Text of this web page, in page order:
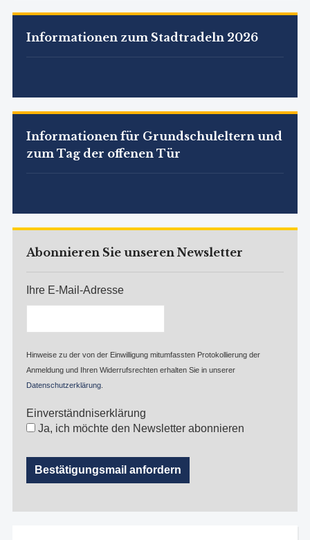
Informationen zum Stadtradeln 2026
Informationen für Grundschuleltern und
zum Tag der offenen Tür
Abonnieren Sie unseren Newsletter
Ihre E-Mail-Adresse
Hinweise zu der von der Einwilligung mitumfassten Protokollierung der
Anmeldung und Ihren Widerrufsrechten erhalten Sie in unserer
Datenschutzerklärung.
Einverständniserklärung
Ja, ich möchte den Newsletter abonnieren